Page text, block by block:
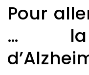
Pour
… la